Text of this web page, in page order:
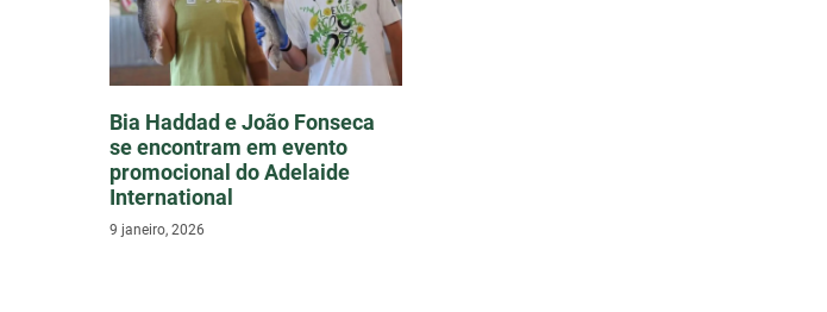
Bia Haddad e João Fonseca
se encontram em evento
promocional do Adelaide
International
9 janeiro, 2026